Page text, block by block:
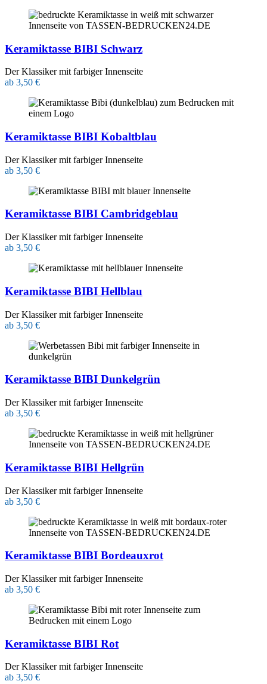
Keramiktasse BIBI Schwarz
Der Klassiker mit farbiger Innenseite
ab 3,50 €
Keramiktasse BIBI Kobaltblau
Der Klassiker mit farbiger Innenseite
ab 3,50 €
Keramiktasse BIBI Cambridgeblau
Der Klassiker mit farbiger Innenseite
ab 3,50 €
Keramiktasse BIBI Hellblau
Der Klassiker mit farbiger Innenseite
ab 3,50 €
Keramiktasse BIBI Dunkelgrün
Der Klassiker mit farbiger Innenseite
ab 3,50 €
Keramiktasse BIBI Hellgrün
Der Klassiker mit farbiger Innenseite
ab 3,50 €
Keramiktasse BIBI Bordeauxrot
Der Klassiker mit farbiger Innenseite
ab 3,50 €
Keramiktasse BIBI Rot
Der Klassiker mit farbiger Innenseite
ab 3,50 €